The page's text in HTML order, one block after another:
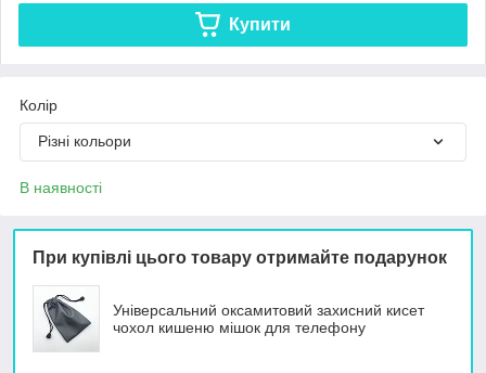
Купити
Колір
Різні кольори
В наявності
При купівлі цього товару отримайте подарунок
Універсальний оксамитовий захисний кисет
чохол кишеню мішок для телефону